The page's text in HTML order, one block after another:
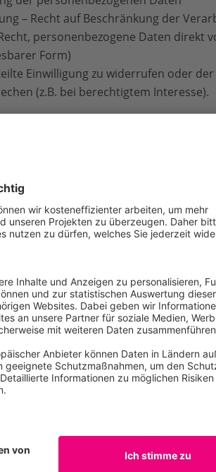
– Recht auf Beschränkung der
personenbezogene Daten direkt
Form)
Einwilligung zu widerrufen oder
(z.B. bei berechtigtem Interesse).
Aufsichtsbehörden eingereicht
von Daten